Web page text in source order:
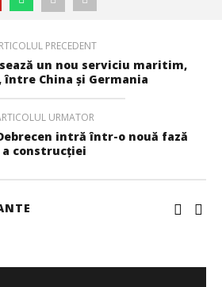
tranzacția de achiziție a Cargus
PRECEDENT
un nou serviciu maritim,
între China și Germania
URMATOR
intră într-o nouă fază
a construcției